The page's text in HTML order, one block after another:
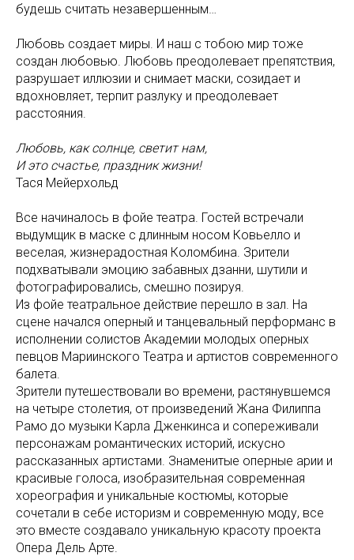
будешь считать незавершенным…
Любовь создает миры. И наш с тобою мир тоже
создан любовью. Любовь преодолевает препятствия,
разрушает иллюзии и снимает маски, созидает и
вдохновляет, терпит разлуку и преодолевает
расстояния.
Любовь, как солнце, светит нам,
И это счастье, праздник жизни!
Тася Мейерхольд
Все начиналось в фойе театра. Гостей встречали
выдумщик в маске с длинным носом Ковьелло и
веселая, жизнерадостная Коломбина. Зрители
подхватывали эмоцию забавных дзанни, шутили и
фотографировались, смешно позируя.
Из фойе театральное действие перешло в зал. На
сцене начался оперный и танцевальный перформанс в
исполнении солистов Академии молодых оперных
певцов Мариинского Театра и артистов современного
балета.
Зрители путешествовали во времени, растянувшемся
на четыре столетия, от произведений Жана Филиппа
Рамо до музыки Карла Дженкинса и сопереживали
персонажам романтических историй, искусно
рассказанных артистами. Знаменитые оперные арии и
красивые голоса, изобразительная современная
хореография и уникальные костюмы, которые
сочетали в себе историзм и современную моду, все
это вместе создавало уникальную красоту проекта
Опера Дель Арте.